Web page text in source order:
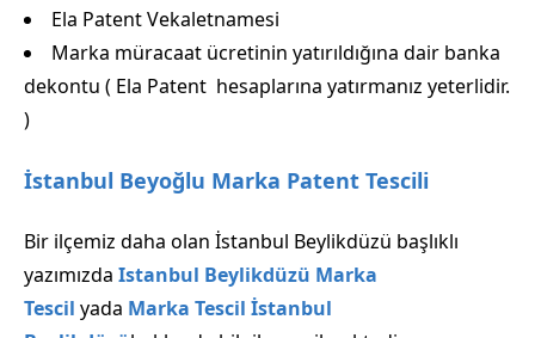
Ela Patent Vekaletnamesi
Marka müracaat ücretinin yatırıldığına dair banka
dekontu ( Ela Patent hesaplarına yatırmanız yeterlidir.
)
İstanbul Beyoğlu Marka Patent Tescili
Bir ilçemiz daha olan İstanbul Beylikdüzü başlıklı
yazımızda Istanbul Beylikdüzü Marka
Tescil yada Marka Tescil İstanbul